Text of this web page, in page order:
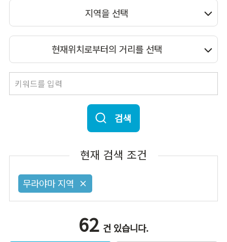
지역을 선택
현재위치로부터의 거리를 선택
검색
현재 검색 조건
무라야마 지역
62 건 있습니다.